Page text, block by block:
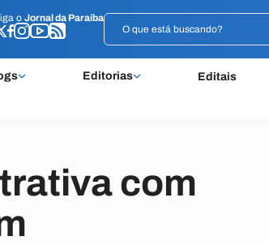
o Jornal da Paraíba
Editorias Editais
o Jornal da Paraíba
com